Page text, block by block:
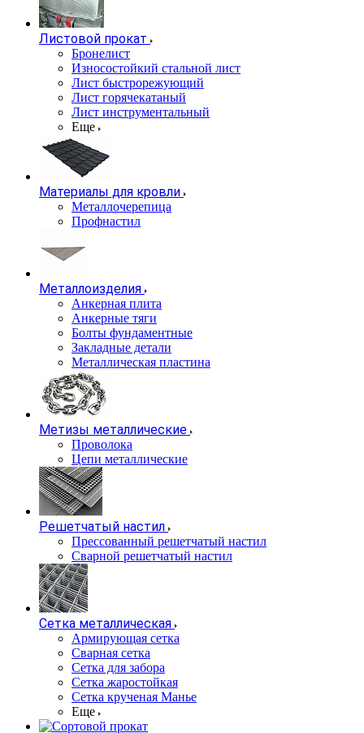
Листовой прокат
Бронелист
Износостойкий стальной лист
Лист быстрорежующий
Лист горячекатаный
Лист инструментальный
Еще
Материалы для кровли
Металлочерепица
Профнастил
Металлоизделия
Анкерная плита
Анкерные тяги
Болты фундаментные
Закладные детали
Металлическая пластина
Метизы металлические
Проволока
Цепи металлические
Решетчатый настил
Прессованный решетчатый настил
Сварной решетчатый настил
Сетка металлическая
Армирующая сетка
Сварная сетка
Сетка для забора
Сетка жаростойкая
Сетка крученая Манье
Еще